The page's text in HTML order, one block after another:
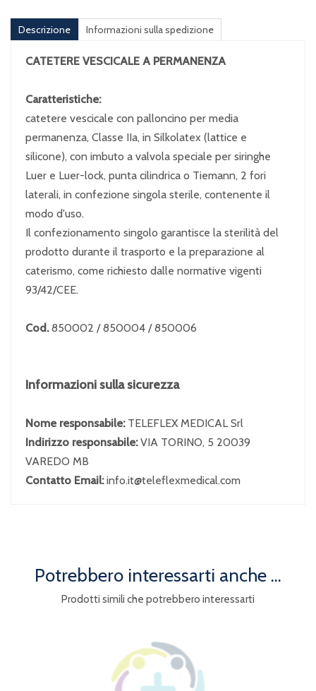
Descrizione Informazioni sulla spedizione
CATETERE VESCICALE A PERMANENZA
Caratteristiche:
catetere vescicale con palloncino per media
permanenza, Classe IIa, in Silkolatex (lattice e
silicone), con imbuto a valvola speciale per siringhe
Luer e Luer-lock, punta cilindrica o Tiemann, 2 fori
laterali, in confezione singola sterile, contenente il
modo d'uso.
Il confezionamento singolo garantisce la sterilità del
prodotto durante il trasporto e la preparazione al
caterismo, come richiesto dalle normative vigenti
93/42/CEE.
Cod.850002 / 850004 / 850006
Informazioni sulla sicurezza
Nome responsabile: TELEFLEX MEDICAL Srl
Indirizzo responsabile:VIA TORINO, 5 20039
VAREDO MB
Contatto Email:info.it@teleflexmedical.com
Potrebbero interessarti anche ...
Prodotti simili che potrebbero interessarti